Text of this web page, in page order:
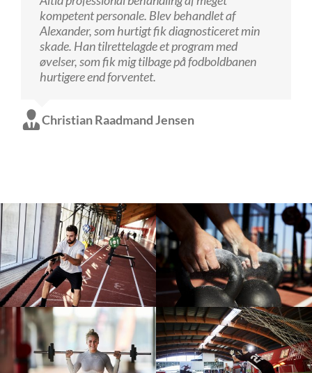
på klinikken. Super oplevelse i trygge hænder.
Der blev prioriteret tid til at høre om mit forløb
og jeg oplevede et grundigt arbejde med kontrol
og behandlingsforløb. Kan anbefales!
kompetent personale. Blev behandlet af
Alexander, som hurtigt fik diagnosticeret min
skade. Han tilrettelagde et program med
øvelser, som fik mig tilbage på fodboldbanen
hurtigere end forventet.
Christian Raadmand Jensen
kan kun give de bedste anbefalinger herfra
Joshua Singh
Peter Koch